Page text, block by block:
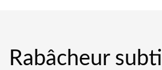
Rabâcheur subtil